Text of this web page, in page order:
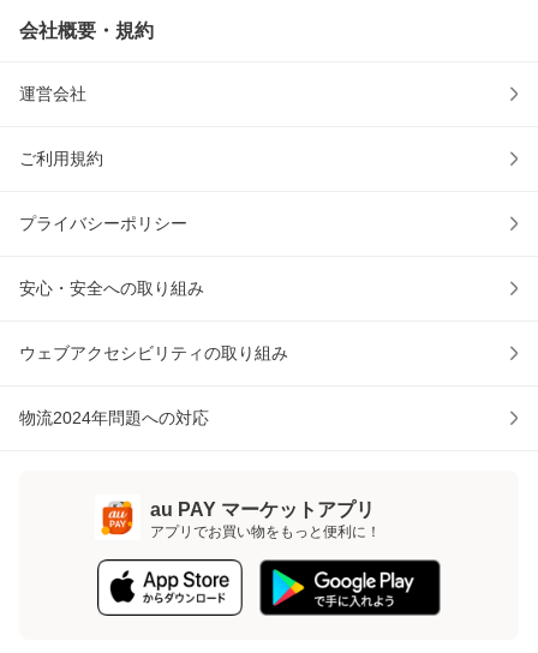
会社概要・規約
運営会社
ご利用規約
プライバシーポリシー
安心・安全への取り組み
ウェブアクセシビリティの取り組み
物流2024年問題への対応
au PAY マーケットアプリ
アプリでお買い物をもっと便利に！